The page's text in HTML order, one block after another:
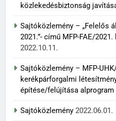
közlekedésbiztonság
Sajtóközlemény – „Felelős
2021.”- című MFP-FAE/
2022.10.11.
Sajtóközlemény – MFP-
kerékpárforgalmi
építése/felújítása alprogram
Sajtóközlemény 2022.06.01.